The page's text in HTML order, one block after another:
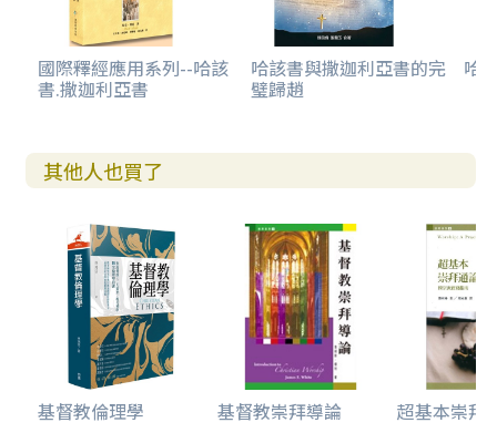
經文分段和寫作技巧
經文解釋和難解經文
．瑪拉基所指以東的覆亡在歷史上何時發生？
經文重點和實際應用
有助實踐經文的默想
經文分段和寫作技巧
經文解釋和難解經文
．「在各處，人必奉我的名燒香，獻潔淨的供物，因為我的
名在外邦中必尊為大」（11b節），所指的是甚麼？
經文重點和實際應用
有助明白經文的例子
．奉獻兒子給主
有助實踐經文的默想
國際釋經應用系列--哈該
書.撒迦利亞書
哈該書與撒迦利亞書的完
璧歸趙
哈
其他人也買了
基督教倫理學 基督教崇拜導論 超基本崇拜